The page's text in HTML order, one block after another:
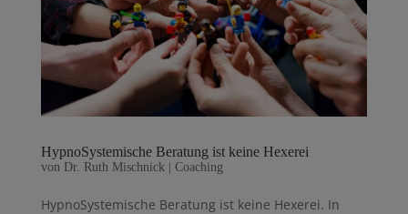
HypnoSystemische Beratung ist keine Hexerei
von Dr. Ruth Mischnick Coaching
HypnoSystemische Beratung ist keine Hexerei. In